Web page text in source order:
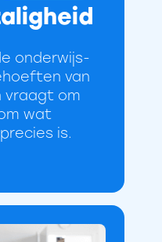
onderwijs-
van
vraagt om
wat
is.